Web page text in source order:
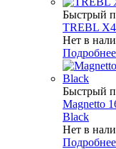
Быстрый
TREBL
Нет в
Подробнее
Быстрый
Magnetto
Black
Нет в
Подробнее